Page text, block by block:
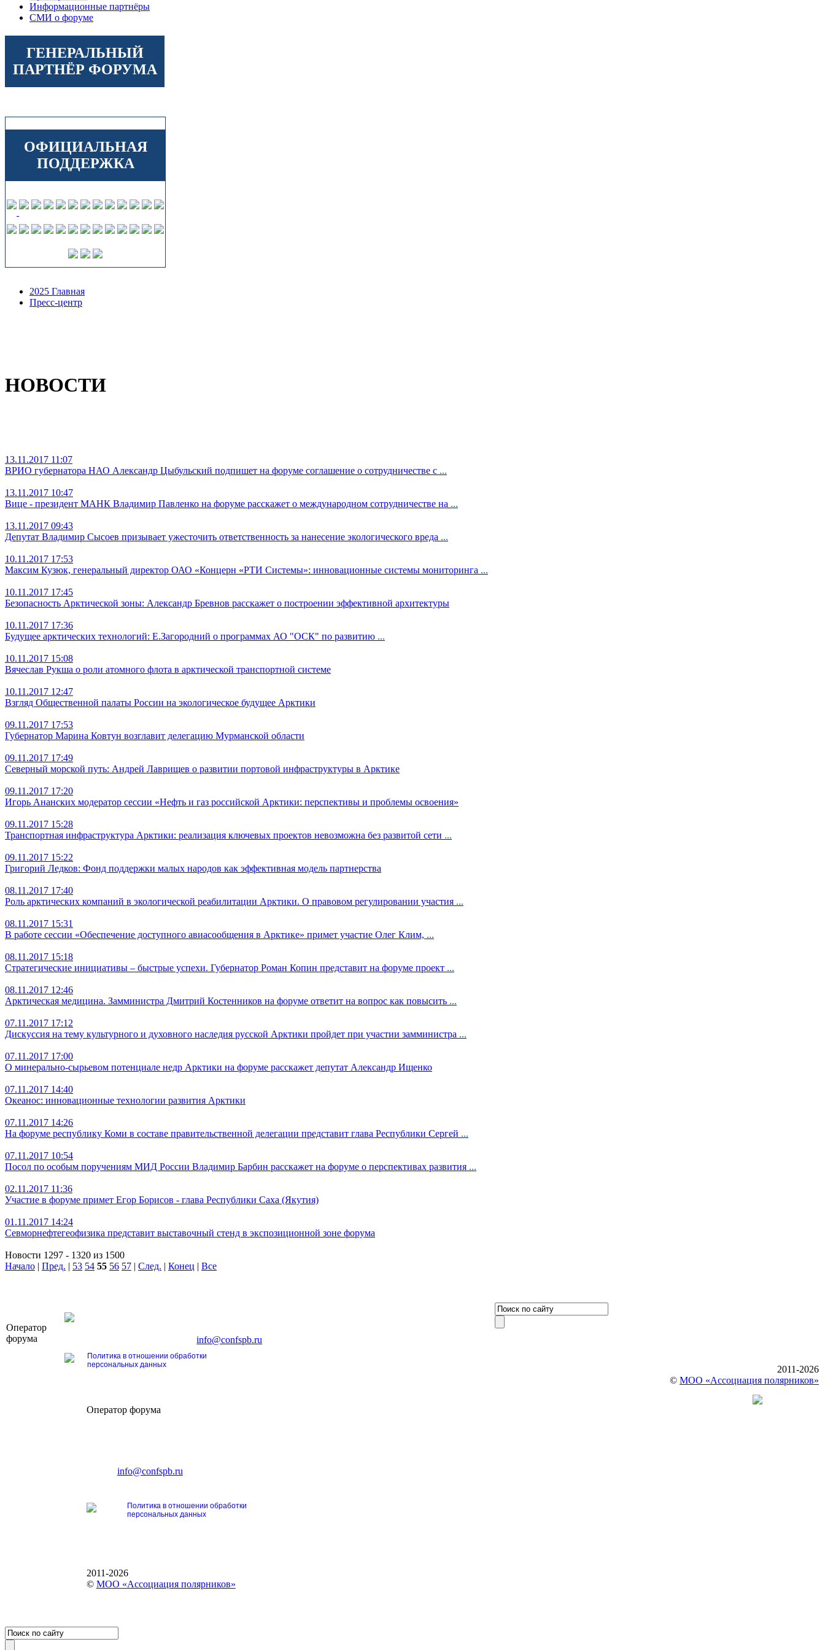
Информационные партнёры
СМИ о форуме
ГЕНЕРАЛЬНЫЙ
ПАРТНЁР ФОРУМА
ОФИЦИАЛЬНАЯ
ПОДДЕРЖКА
2025 Главная
Пресс-центр
НОВОСТИ
13.11.2017 11:07
ВРИО губернатора НАО Александр Цыбульский подпишет на форуме соглашение о сотрудничестве с ...
13.11.2017 10:47
Вице - президент МАНК Владимир Павленко на форуме расскажет о международном сотрудничестве на ...
13.11.2017 09:43
Депутат Владимир Сысоев призывает ужесточить ответственность за нанесение экологического вреда ...
10.11.2017 17:53
Максим Кузюк, генеральный директор ОАО «Концерн «РТИ Системы»: инновационные системы мониторинга ...
10.11.2017 17:45
Безопасность Арктической зоны: Александр Бревнов расскажет о построении эффективной архитектуры
10.11.2017 17:36
Будущее арктических технологий: Е.Загородний о программах АО "ОСК" по развитию ...
10.11.2017 15:08
Вячеслав Рукша о роли атомного флота в арктической транспортной системе
10.11.2017 12:47
Взгляд Общественной палаты России на экологическое будущее Арктики
09.11.2017 17:53
Губернатор Марина Ковтун возглавит делегацию Мурманской области
09.11.2017 17:49
Северный морской путь: Андрей Лаврищев о развитии портовой инфраструктуры в Арктике
09.11.2017 17:20
Игорь Ананских модератор сессии «Нефть и газ российской Арктики: перспективы и проблемы освоения»
09.11.2017 15:28
Транспортная инфраструктура Арктики: реализация ключевых проектов невозможна без развитой сети ...
09.11.2017 15:22
Григорий Ледков: Фонд поддержки малых народов как эффективная модель партнерства
08.11.2017 17:40
Роль арктических компаний в экологической реабилитации Арктики. О правовом регулировании участия ...
08.11.2017 15:31
В работе сессии «Обеспечение доступного авиасообщения в Арктике» примет участие Олег Клим, ...
08.11.2017 15:18
Стратегические инициативы – быстрые успехи. Губернатор Роман Копин представит на форуме проект ...
08.11.2017 12:46
Арктическая медицина. Замминистра Дмитрий Костенников на форуме ответит на вопрос как повысить ...
07.11.2017 17:12
Дискуссия на тему культурного и духовного наследия русской Арктики пройдет при участии замминистра ...
07.11.2017 17:00
О минерально-сырьевом потенциале недр Арктики на форуме расскажет депутат Александр Ищенко
07.11.2017 14:40
Океанос: инновационные технологии развития Арктики
07.11.2017 14:26
На форуме республику Коми в составе правительственной делегации представит глава Республики Сергей ...
07.11.2017 10:54
Посол по особым поручениям МИД России Владимир Барбин расскажет на форуме о перспективах развития ...
02.11.2017 11:36
Участие в форуме примет Егор Борисов - глава Республики Саха (Якутия)
01.11.2017 14:24
Севморнефтегеофизика представит выставочный стенд в экспозиционной зоне форума
Новости 1297 - 1320 из 1500
Начало | Пред. | 53 54 55 56 57 | След. | Конец | Все
Оператор
форума
Тел. +7 (812) 327-93-70, E-mail:info@confspb.ru
Политика в отношении обработки
персональных данных
2011-2026
© МОО «Ассоциация полярников»
Оператор форума
info@confspb.ru
Политика в отношении обработки
персональных данных
2011-2026
© МОО «Ассоциация полярников»